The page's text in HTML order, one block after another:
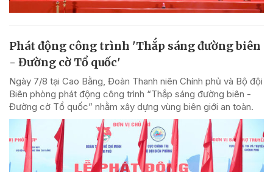
Phát động công trình 'Thắp sáng đường biên
- Đường cờ Tổ quốc'
Ngày 7/8 tại Cao Bằng, Đoàn Thanh niên Chính phủ và Bộ đội
Biên phòng phát động công trình “Thắp sáng đường biên -
Đường cờ Tổ quốc” nhằm xây dựng vùng biên giới an toàn.